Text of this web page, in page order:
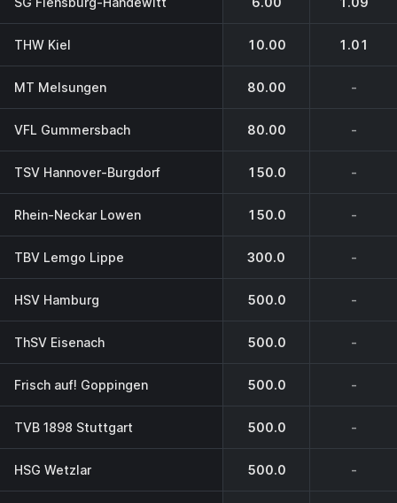
THW Kiel 10.00 1.01
MT Melsungen 80.00 -
VFL Gummersbach 80.00 -
TSV Hannover-Burgdorf 150.0 -
Rhein-Neckar Lowen 150.0 -
TBV Lemgo Lippe 300.0 -
HSV Hamburg 500.0 -
ThSV Eisenach 500.0 -
Frisch auf! Goppingen 500.0 -
TVB 1898 Stuttgart 500.0 -
HSG Wetzlar 500.0 -